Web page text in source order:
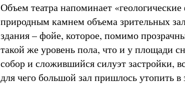
Объем театра напоминает
природным камнем объема зрительных
здания – фойе, которое, помимо
такой же уровень пола, что и у площади
собор и сложившийся силуэт застройки,
для чего большой зал пришлось утопить